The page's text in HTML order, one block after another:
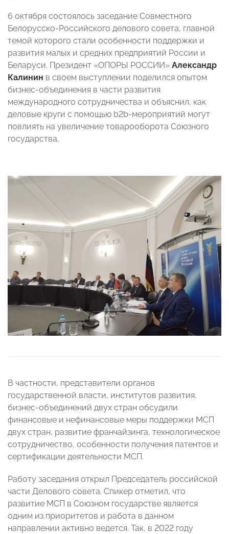
6 октября состоялось заседание Совместного
Белорусско-Российского делового совета, главной
темой которого стали особенности поддержки и
развития малых и средних предприятий России и
Беларуси. Президент «ОПОРЫ РОССИИ» Александр
Калинин в своем выступлении поделился опытом
бизнес-объединения в части развития
международного сотрудничества и объяснил, как
деловые круги с помощью b2b-мероприятий могут
повлиять на увеличение товарооборота Союзного
государства.
В частности, представители органов
государственной власти, институтов развития,
бизнес-объединений двух стран обсудили
финансовые и нефинансовые меры поддержки МСП
двух стран, развитие франчайзинга, технологическое
сотрудничество, особенности получения патентов и
сертификации деятельности МСП.
Работу заседания открыл Председатель российской
части Делового совета. Спикер отметил, что
развитие МСП в Союзном государстве является
одним из приоритетов и работа в данном
направлении активно ведется. Так, в 2022 году